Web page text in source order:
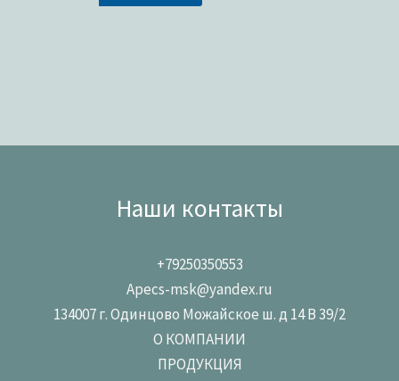
Наши контакты
+79250350553
Apecs-msk@yandex.ru
134007 г. Одинцово Можайское ш. д 14 В 39/2
О КОМПАНИИ
ПРОДУКЦИЯ